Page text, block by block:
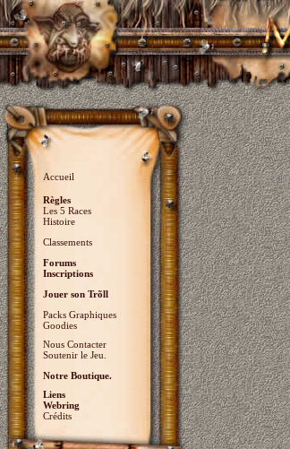
Accueil
Règles
Les 5 Races
Histoire
Classements
Forums
Inscriptions
Jouer son Trõll
Packs Graphiques
Goodies
Nous Contacter
Soutenir le Jeu.
Notre Boutique.
Liens
Webring
Crédits